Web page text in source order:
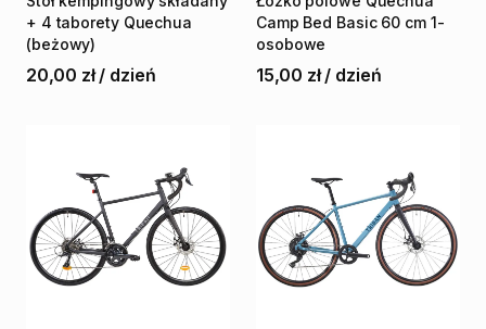
+ 4 taborety Quechua
(beżowy)
20,00 zł / dzień
Camp Bed Basic 60 cm 1-
osobowe
15,00 zł / dzień